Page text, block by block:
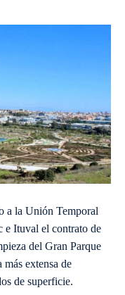
a la Unión Temporal
e Ituval el contrato de
del Gran Parque
extensa de
de superficie.